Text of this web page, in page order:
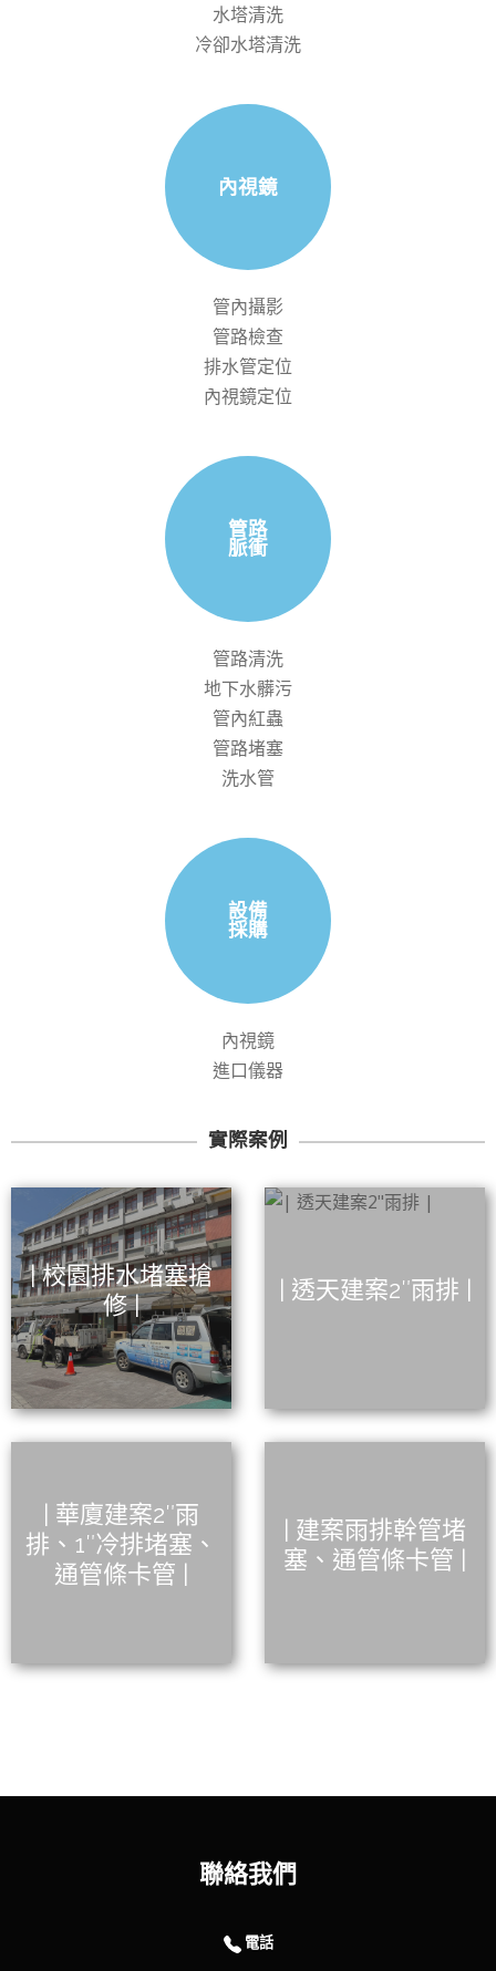
水塔清洗
冷卻水塔清洗
內視鏡
管內攝影
管路檢查
排水管定位
內視鏡定位
管路
脈衝
管路清洗
地下水髒污
管內紅蟲
管路堵塞
洗水管
設備
採購
內視鏡
進口儀器
實際案例
| 校園排水堵塞搶
修 |
| 透天建案2″雨排 |
| 華廈建案2″雨
排、1″冷排堵塞、
通管條卡管 |
| 建案雨排幹管堵
塞、通管條卡管 |
聯絡我們
電話